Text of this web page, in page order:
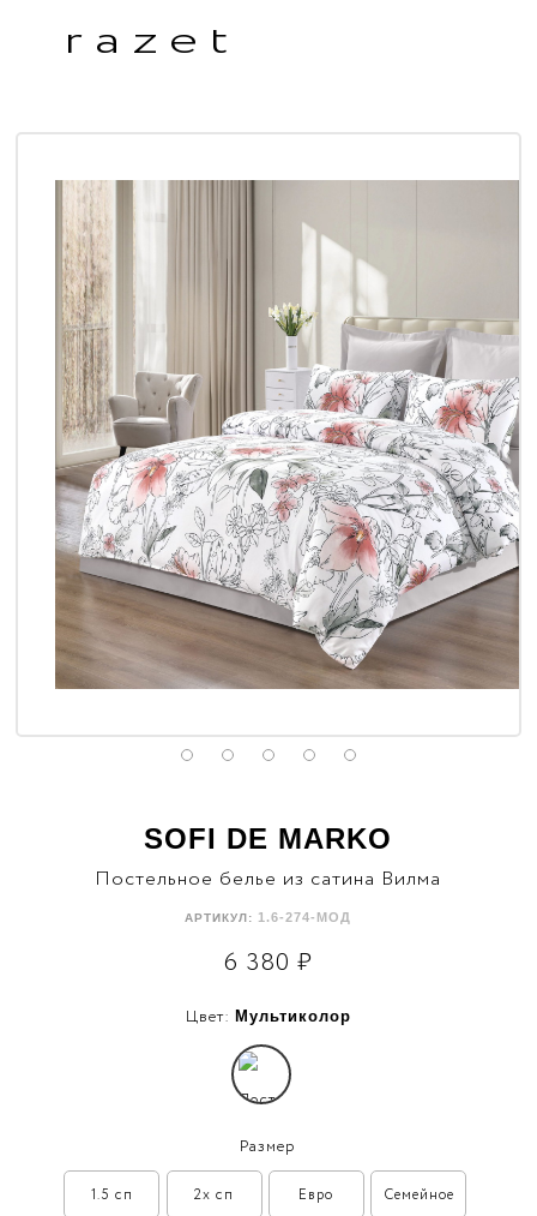
razet
SOFI DE MARKO
Постельное белье из сатина Вилма
АРТИКУЛ: 1.6-274-МОД
6 380 ₽
Цвет: Мультиколор
Размер
1.5 сп 2x сп Евро Семейное